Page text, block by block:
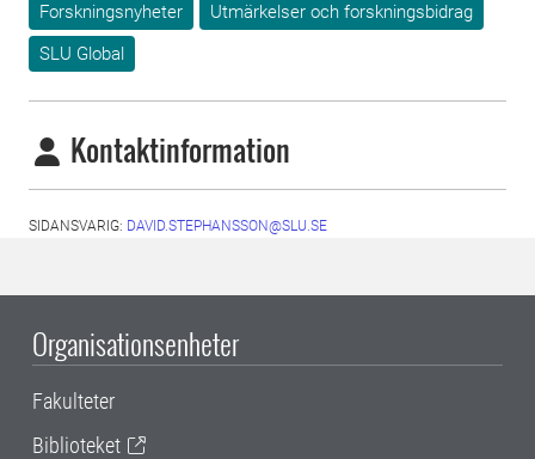
Forskningsnyheter
Utmärkelser och forskningsbidrag
SLU Global
Kontaktinformation
SIDANSVARIG: DAVID.STEPHANSSON@SLU.SE
Organisationsenheter
Fakulteter
Biblioteket